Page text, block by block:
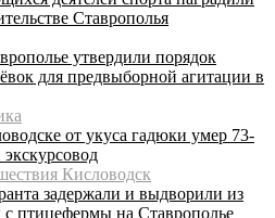
Ставрополья
утвердили порядок
для предвыборной агитации в
от укуса гадюки умер 73-
Кисловодск
задержали и выдворили из
с птицефермы на Ставрополье